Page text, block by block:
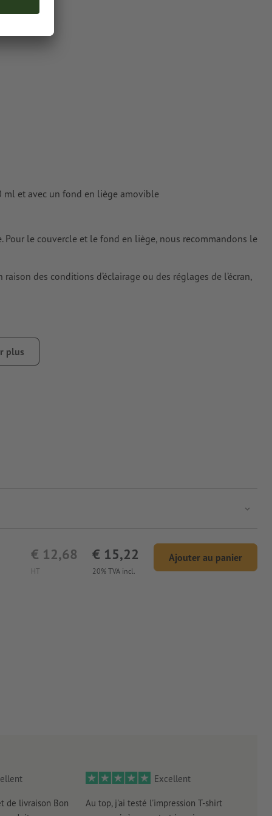
ml et avec un fond en liège amovible
le couvercle et le fond en liège, nous recommandons le
des conditions d’éclairage ou des réglages de l’écran,
plus
HT
€ 12,68
20% TVA incl.
€ 15,22 Ajouter au panier
de livraison Bon
Excellent
Au top, j'ai testé l'impression T-shirt